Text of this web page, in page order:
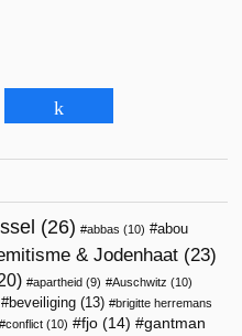
(26) abbas (10)
abou
& Jodenhaat (23)
apartheid (9) Auschwitz (10)
beveiliging (13)
brigitte herremans
conflict (10) fjo (14) gantman